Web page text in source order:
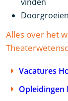
Alles over het
Vacatures
Opleidingen